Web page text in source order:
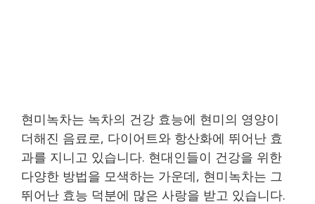
현미녹차는 녹차의 건강 효능에 현미의 영양이
더해진 음료로, 다이어트와 항산화에 뛰어난 효
과를 지니고 있습니다. 현대인들이 건강을 위한
다양한 방법을 모색하는 가운데, 현미녹차는 그
뛰어난 효능 덕분에 많은 사랑을 받고 있습니다.